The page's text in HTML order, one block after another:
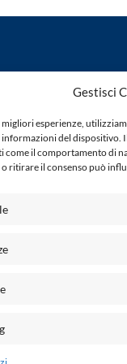
Gestisci
esperienze,
informazioni del dispositivo.
come il comportamento di
ritirare il consenso può
Non
http://
email:
di accessibilità